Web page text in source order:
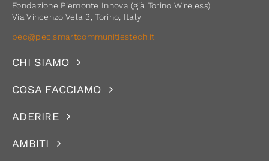
Fondazione Piemonte Innova (già Torino Wireless)
Via Vincenzo Vela 3, Torino, Italy
pec@pec.smartcommunitiestech.it
CHI SIAMO
COSA FACCIAMO
ADERIRE
AMBITI